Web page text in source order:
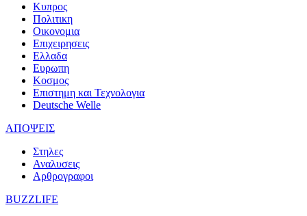
Κυπρος
Πολιτικη
Οικονομια
Επιχειρησεις
Ελλαδα
Ευρωπη
Κοσμος
Επιστημη και Τεχνολογια
Deutsche Welle
ΑΠΟΨΕΙΣ
Στηλες
Αναλυσεις
Αρθρογραφοι
BUZZLIFE